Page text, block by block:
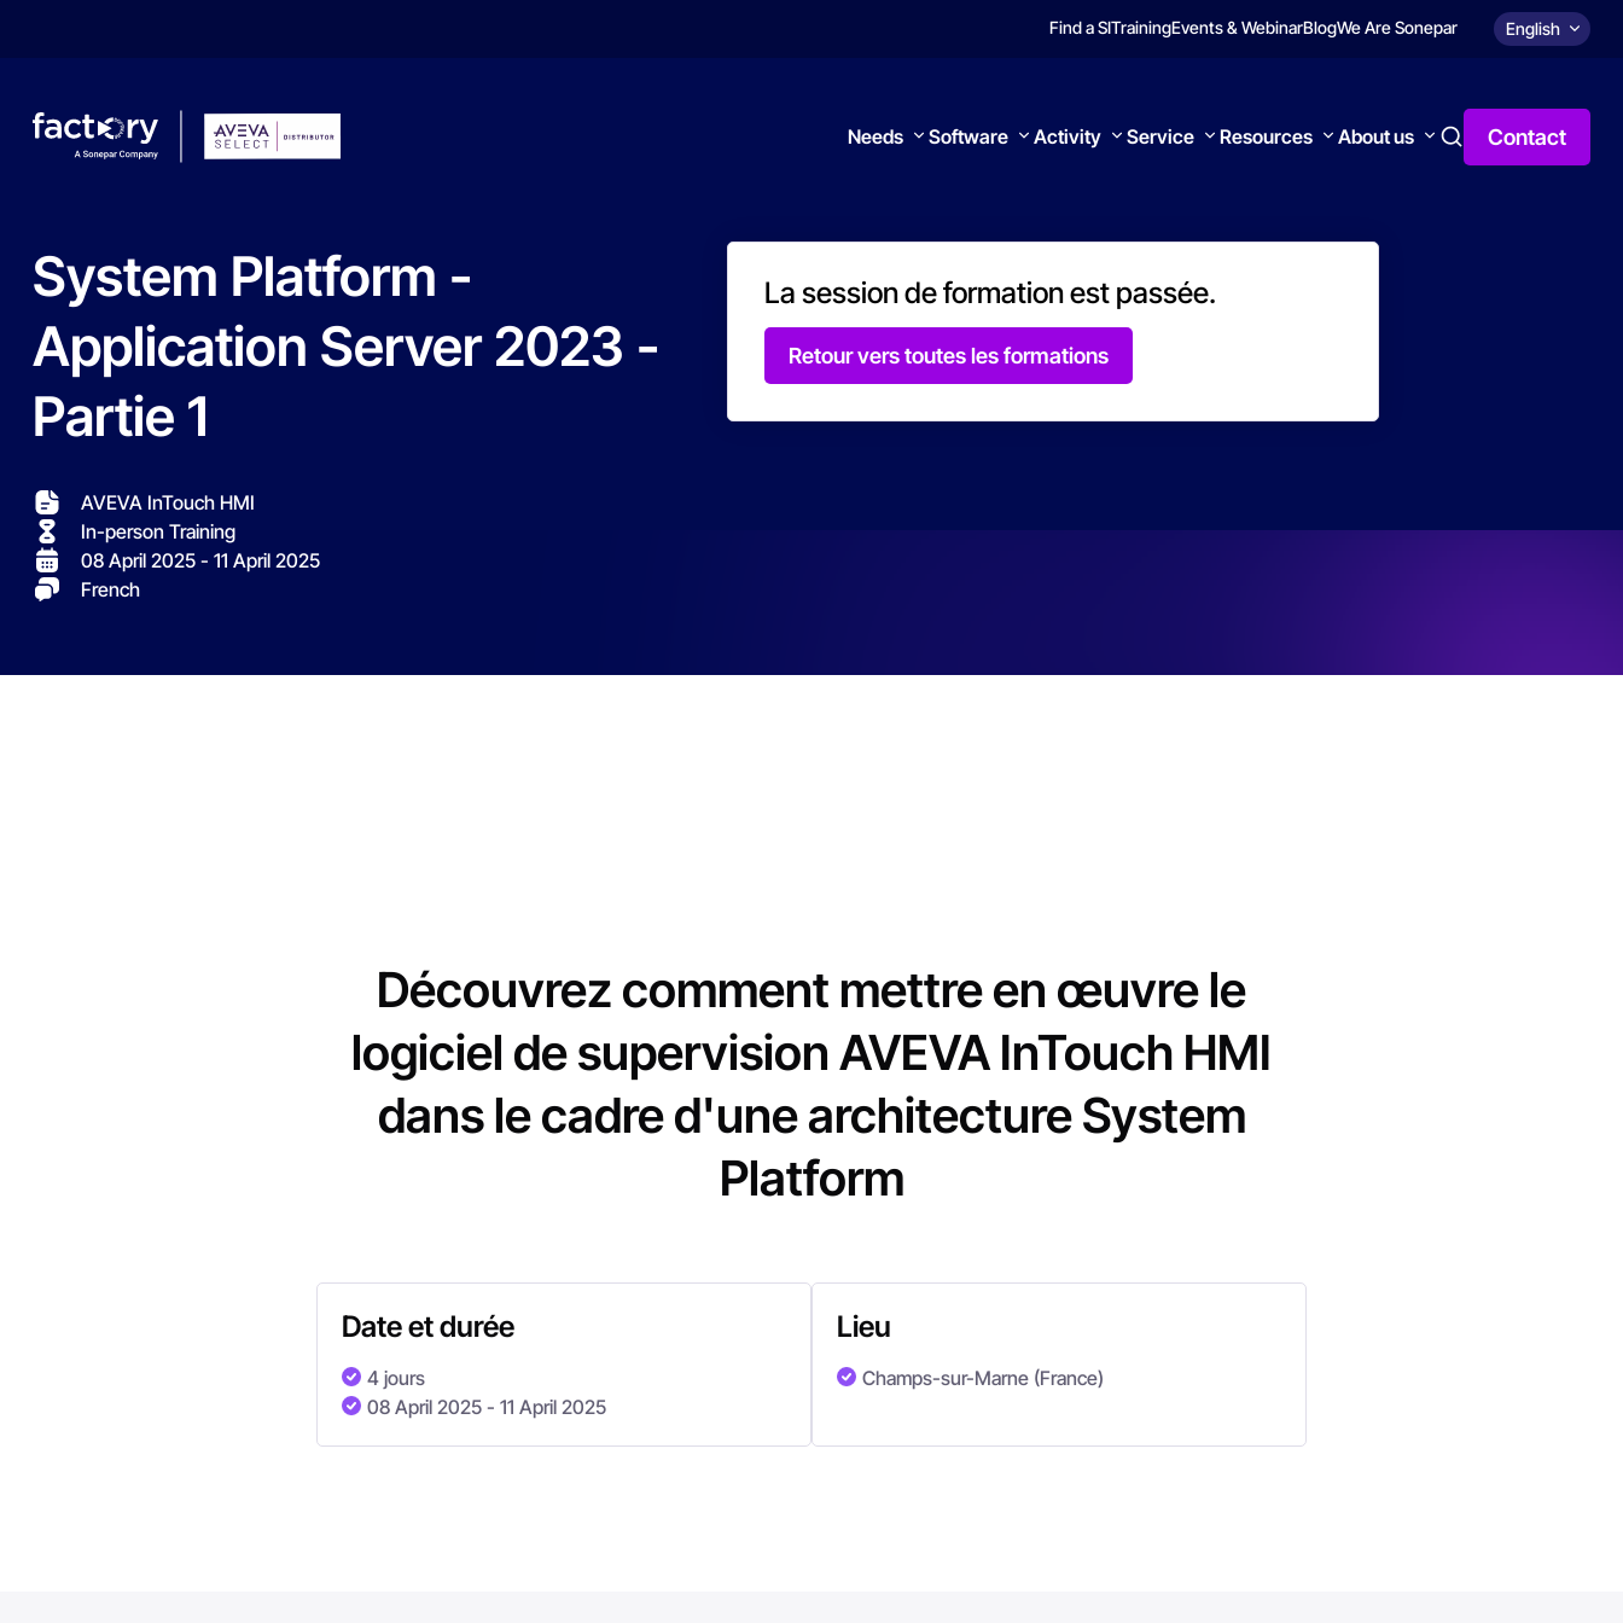
Find a SITrainingEvents & WebinarBlogWe Are Sonepar English
Needs Software Activity Service Resources About us Contact
What are you looking for?
Search
System Platform -
Application Server 2023 -
Partie 1
AVEVA InTouch HMI
In-person Training
08 April 2025 - 11 April 2025
French
La session de formation est passée.
Retour vers toutes les formations
Découvrez comment mettre en œuvre le
logiciel de supervision AVEVA InTouch HMI
dans le cadre d'une architecture System
Platform
Date et durée
4 jours
08 April 2025 - 11 April 2025
Lieu
Champs-sur-Marne (France)